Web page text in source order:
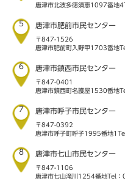
唐津市北波多徳須恵1097番地4
5 唐津市肥前市民センター
〒847-1526
唐津市肥前町入野甲1703番地
6 唐津市鎮西市民センター
〒847-0401
唐津市鎮西町名護屋1530番地
7 唐津市呼子市民センター
〒847-0392
唐津市呼子町呼子1995番地1
8 唐津市七山市民センター
〒847-1106
唐津市七山滝川1254番地Tel